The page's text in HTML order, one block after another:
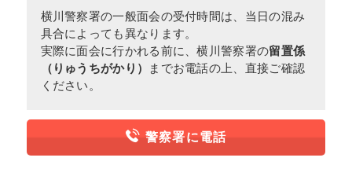
横川警察署の一般面会の受付時間は、当日の混み
具合によっても異なります。
実際に面会に行かれる前に、横川警察署の留置係
（りゅうちがかり）
までお電話の上、直接ご確認
ください。
警察署に電話